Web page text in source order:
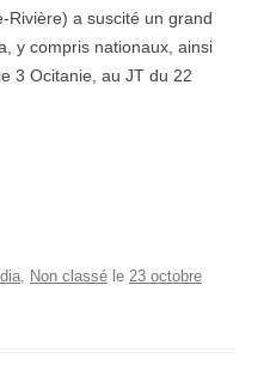
Rivière) a suscité un grand
y compris nationaux, ainsi
3 Ocitanie, au JT du 22
, Non classé le 23 octobre